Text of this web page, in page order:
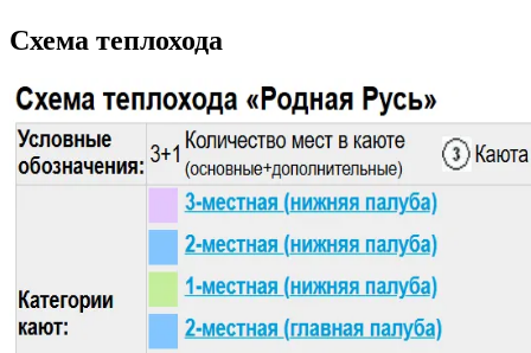
Схема теплохода